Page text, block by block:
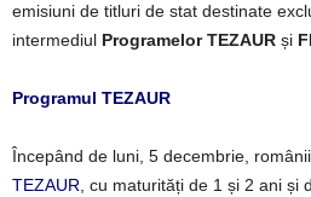
emisiuni de titluri de stat destinate
intermediul Programelor TEZAUR și
Programul TEZAUR
Începând de luni, 5 decembrie,
TEZAUR , cu maturități de 1 și 2 ani și